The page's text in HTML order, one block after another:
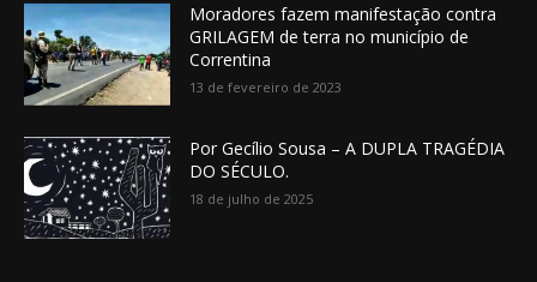
Moradores fazem manifestação contra
GRILAGEM de terra no município de
Correntina
13 de fevereiro de 2023
Por Gecílio Sousa – A DUPLA TRAGÉDIA
DO SÉCULO.
18 de julho de 2025